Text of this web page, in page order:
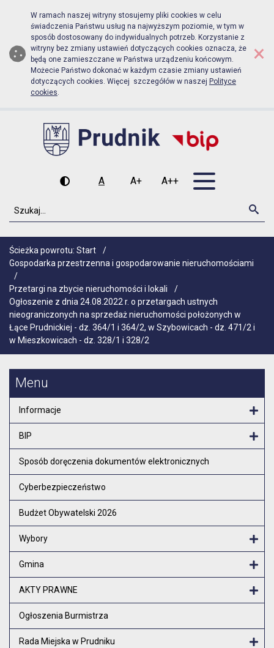
Biuletyn Informacji Publicznej
Przejdź do menu głównego
Przejdź do głównej zawartości
W ramach naszej witryny stosujemy pliki cookies w celu
świadczenia Państwu usług na najwyższym poziomie, w tym w
sposób dostosowany do indywidualnych potrzeb. Korzystanie z
witryny bez zmiany ustawień dotyczących cookies oznacza, że
będą one zamieszczane w Państwa urządzeniu końcowym.
Możecie Państwo dokonać w każdym czasie zmiany ustawień
dotyczących cookies. Więcej szczegółów w naszej Polityce
cookies.
×
Wysoki kontrast
A
Czcionka domyślna
A+
Czcionka średnia
A++
Czcionka duża
Szukaj
Ścieżka powrotu: Start
/
Gospodarka przestrzenna i gospodarowanie nieruchomościami
/
Przetargi na zbycie nieruchomości i lokali
/
Ogłoszenie z dnia 24.08.2022 r. o przetargach ustnych
nieograniczonych na sprzedaż nieruchomości położonych w
Łące Prudnickiej - dz. 364/1 i 364/2, w Szybowicach - dz. 471/2 i
w Mieszkowicach - dz. 328/1 i 328/2
Menu
Informacje
BIP
Sposób doręczenia dokumentów elektronicznych
Cyberbezpieczeństwo
Budżet Obywatelski 2026
Wybory
Gmina
AKTY PRAWNE
Ogłoszenia Burmistrza
Rada Miejska w Prudniku